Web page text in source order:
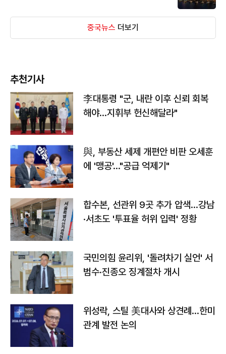
중국뉴스 더보기
추천기사
李대통령 "군, 내란 이후 신뢰 회복
해야…지휘부 헌신해달라"
與, 부동산 세제 개편안 비판 오세훈
에 '맹공'…"공급 억제기"
합수본, 선관위 9곳 추가 압색…강남
·서초도 '투표율 허위 입력' 정황
국민의힘 윤리위, '돌려차기 실언' 서
범수·진종오 징계절차 개시
위성락, 스틸 美대사와 상견례…한미
관계 발전 논의